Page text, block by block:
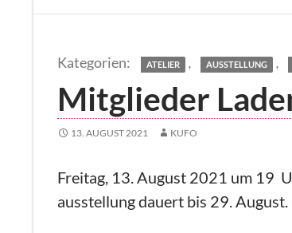
ATELIER , AUSSTELLUNG ,
Mitglieder
13. AUGUST 2021 KUFO
Freitag, 13. August 2021 um 19
ausstellung dauert bis 29.